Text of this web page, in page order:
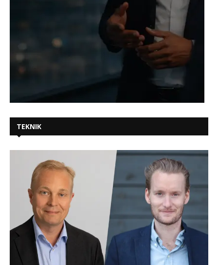
TEKNIK